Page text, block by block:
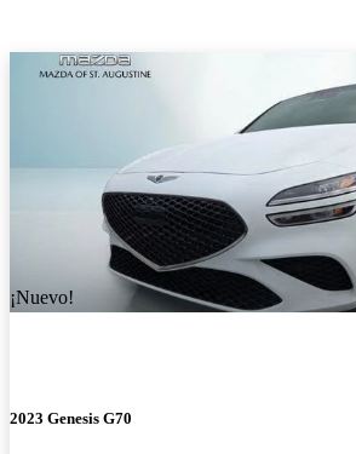
¡Nuevo!
2023 Genesis G70